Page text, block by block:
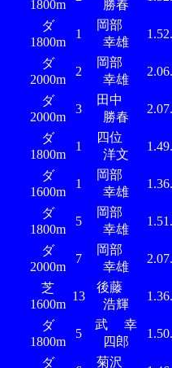
1800m
勝春
ダ
1800m
1
岡部
幸雄
ダ
2000m
2
岡部
幸雄
ダ
2000m
3
田中
勝春
ダ
1800m
1
四位
洋文
ダ
1600m
1
岡部
幸雄
ダ
1800m
5
岡部
幸雄
ダ
2000m
7
岡部
幸雄
芝
1600m
13
後藤
浩輝
ダ
1800m
5
武 幸
四郎
ダ 菊沢